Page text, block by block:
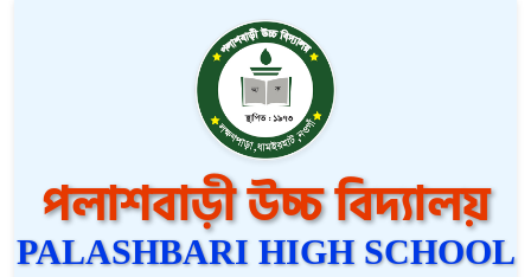
পলাশবাড়ী উচ্চ বিদ্যালয়
PALASHBARI HIGH SCHOOL